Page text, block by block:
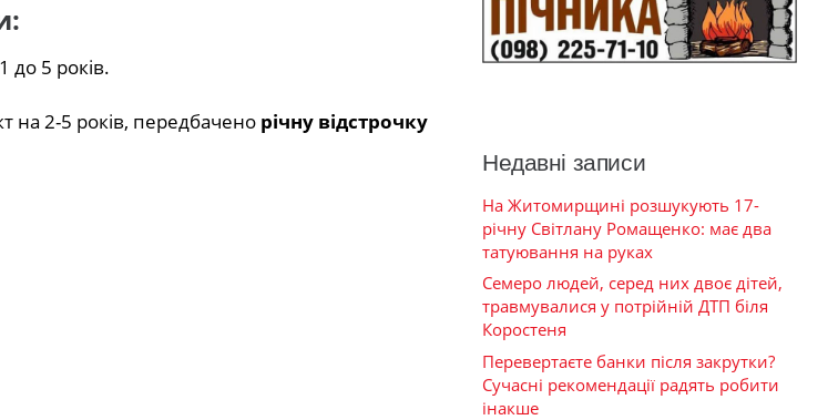
до 5 років.
на 2-5 років, передбачено річну відстрочку
Недавні записи
На Житомирщині розшукують 17-
річну Світлану Ромащенко: має два
татуювання на руках
Семеро людей, серед них двоє дітей,
травмувалися у потрійній ДТП біля
Коростеня
Перевертаєте банки після закрутки?
Сучасні рекомендації радять робити
інакше